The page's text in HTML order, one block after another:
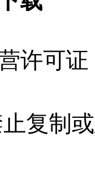
许可
复制